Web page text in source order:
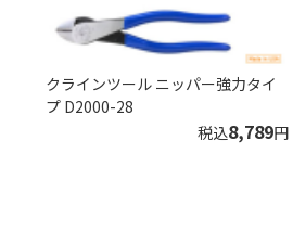
クラインツール ニッパー強力タイ
プ D2000-28
税込8,789円